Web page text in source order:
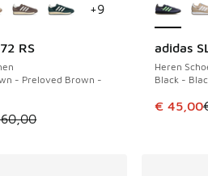
RS
- Preloved Brown -
in de uitverkoop. Dit artikel is in
+9
adidas
Heren
Black -
Dit
€ 45,00
BESPAAR